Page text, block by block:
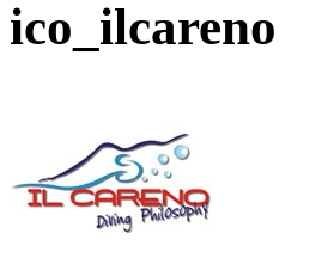
ico_ilcareno